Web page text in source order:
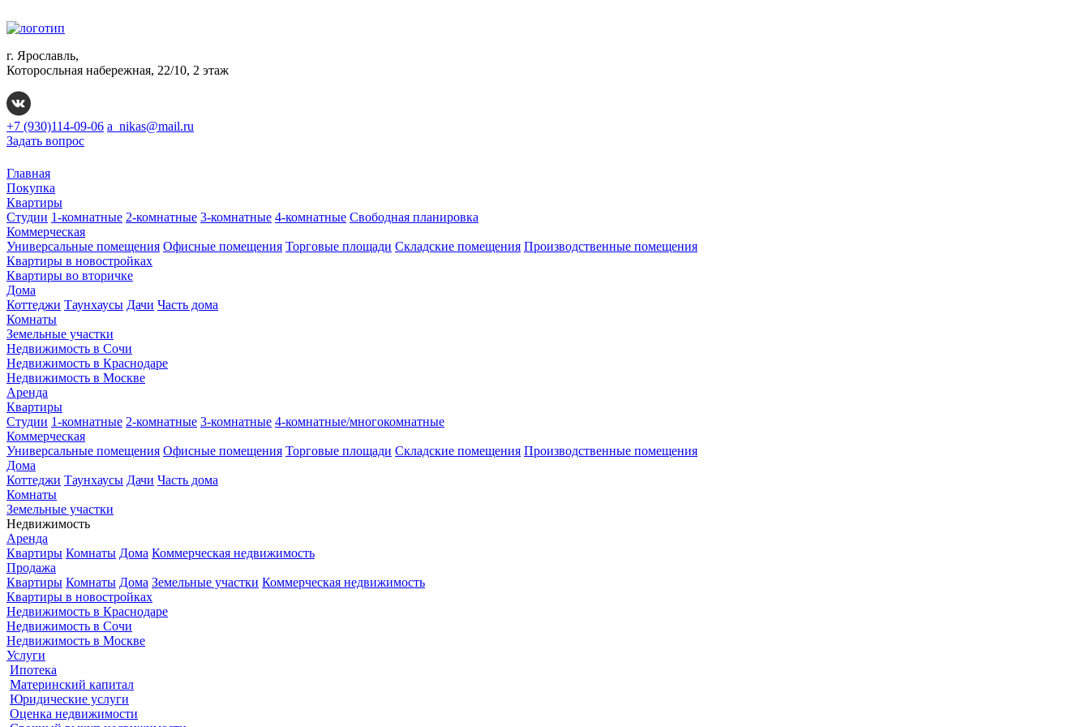
г. Ярославль,
Которосльная набережная, 22/10, 2 этаж
+7 (930)114-09-06 a_nikas@mail.ru
Задать вопрос
Главная
Покупка
Квартиры
Студии 1-комнатные 2-комнатные 3-комнатные 4-комнатные Свободная планировка
Коммерческая
Универсальные помещения Офисные помещения Торговые площади Складские помещения Производственные помещения
Квартиры в новостройках
Квартиры во вторичке
Дома
Коттеджи Таунхаусы Дачи Часть дома
Комнаты
Земельные участки
Недвижимость в Сочи
Недвижимость в Краснодаре
Недвижимость в Москве
Аренда
Квартиры
Студии 1-комнатные 2-комнатные 3-комнатные 4-комнатные/многокомнатные
Коммерческая
Универсальные помещения Офисные помещения Торговые площади Складские помещения Производственные помещения
Дома
Коттеджи Таунхаусы Дачи Часть дома
Комнаты
Земельные участки
Недвижимость
Аренда
Квартиры Комнаты Дома Коммерческая недвижимость
Продажа
Квартиры Комнаты Дома Земельные участки Коммерческая недвижимость
Квартиры в новостройках
Недвижимость в Краснодаре
Недвижимость в Сочи
Недвижимость в Москве
Услуги
Ипотека
Материнский капитал
Юридические услуги
Оценка недвижимости